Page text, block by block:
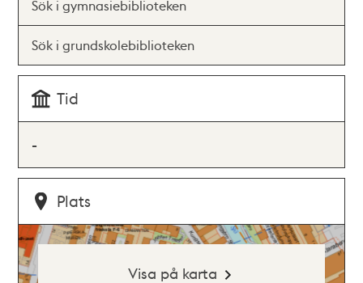
Sök i gymnasiebiblioteken
Sök i grundskolebiblioteken
Tid
-
Plats
Visa på karta